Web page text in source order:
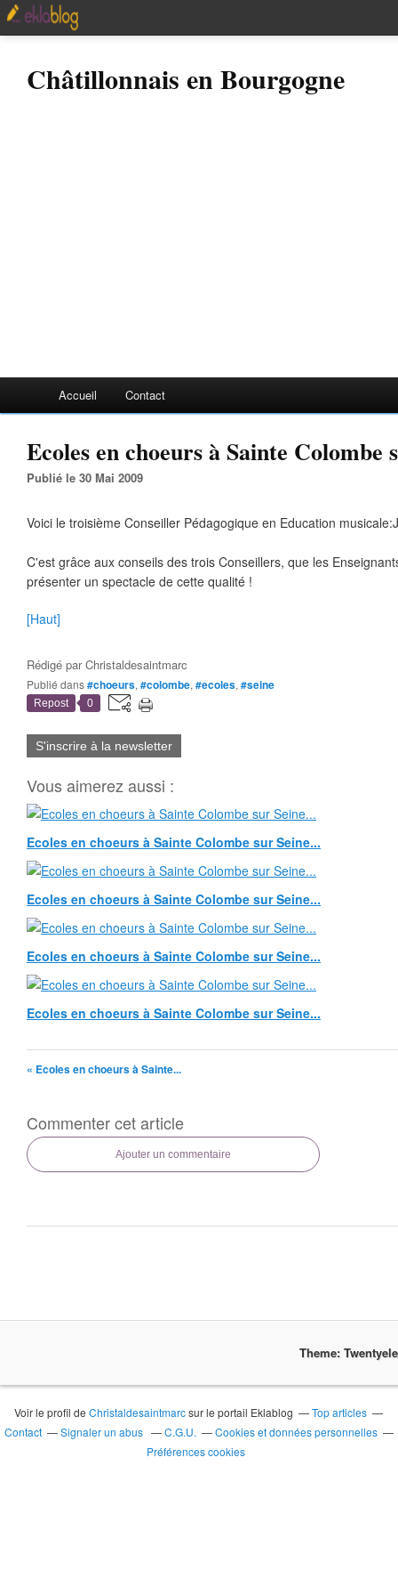
Châtillonnais en Bourgogne
Accueil Contact
Ecoles en choeurs à Sainte Colombe
Publié le 30 Mai 2009
Voici le troisième Conseiller Pédagogique en Education
C'est grâce aux conseils des trois Conseillers, que les
présenter un spectacle de cette qualité !
[Haut]
Rédigé parChristaldesaintmarc
Publié dans#choeurs, #colombe, #ecoles, #seine
Repost 0
S'inscrire à la newsletter
Vous aimerez aussi :
Ecoles en choeurs à Sainte Colombe sur Seine...
Ecoles en choeurs à Sainte Colombe sur Seine...
Ecoles en choeurs à Sainte Colombe sur Seine...
Ecoles en choeurs à Sainte Colombe sur Seine...
« Ecoles en choeurs à Sainte...
Commenter cet article
Ajouter un commentaire
Theme:
Voir le profil deChristaldesaintmarcsur le portail Eklablog
Top articles
Contact
Signaler un abus C.G.U.
Cookies et données personnelles
Préférences cookies